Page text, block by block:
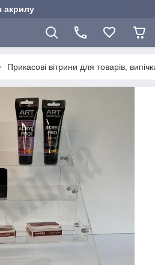
акрилу
Прикасові вітрини для товарів,